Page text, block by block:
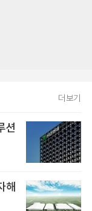
더보기
션
해